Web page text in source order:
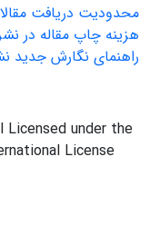
محدودیت دریافت
هزینه چاپ مقاله در
راهنمای نگارش جدید
Licensed under the
License